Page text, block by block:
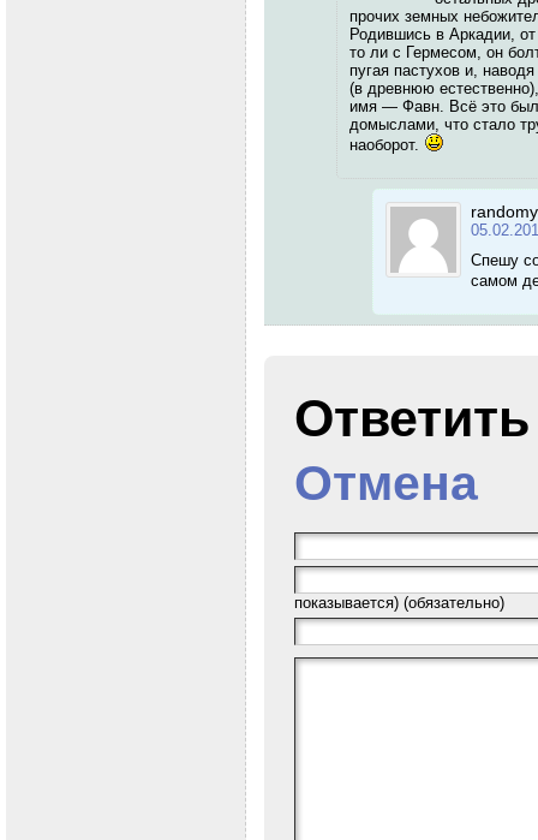
прочих земных
Родившись в Аркадии,
то ли с Гермесом, он
пугая пастухов и,
(в древнюю
имя — Фавн. Всё это
домыслами, что стало
наоборот.
Спешу
самом
Отмена
показывается) (обязательно)